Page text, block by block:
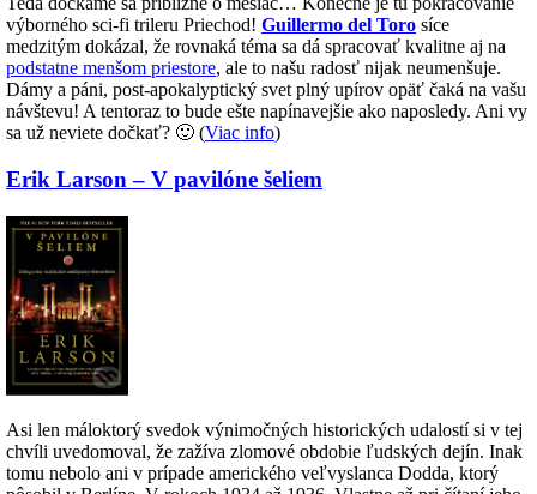
výborného sci-fi trileru Priechod! Guillermo del Toro síce
medzitým dokázal, že rovnaká téma sa dá spracovať kvalitne aj na
podstatne menšom priestore, ale to našu radosť nijak neumenšuje.
Dámy a páni, post-apokalyptický svet plný upírov opäť čaká na vašu
návštevu! A tentoraz to bude ešte napínavejšie ako naposledy. Ani vy
sa už neviete dočkať? 🙂 (Viac info)
Erik Larson – V pavilóne šeliem
Asi len máloktorý svedok výnimočných historických udalostí si v tej
chvíli uvedomoval, že zažíva zlomové obdobie ľudských dejín. Inak
tomu nebolo ani v prípade amerického veľvyslanca Dodda, ktorý